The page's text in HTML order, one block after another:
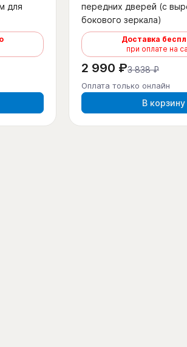
для
передних дверей (с
бокового зеркала)
Доставка
при оплате на
2 990 ₽3 838 ₽
Оплата только онлайн
В корзину